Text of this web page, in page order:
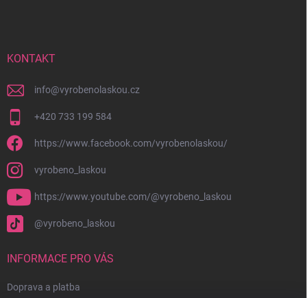
KONTAKT
info@vyrobenolaskou.cz
+420 733 199 584
https://www.facebook.com/vyrobenolaskou/
vyrobeno_laskou
https://www.youtube.com/@vyrobeno_laskou
@vyrobeno_laskou
INFORMACE PRO VÁS
Doprava a platba